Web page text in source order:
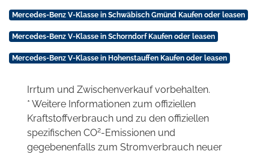
Mercedes-Benz V-Klasse in Schwäbisch Gmünd Kaufen oder leasen
Mercedes-Benz V-Klasse in Schorndorf Kaufen oder leasen
Mercedes-Benz V-Klasse in Hohenstauffen Kaufen oder leasen
Irrtum und Zwischenverkauf vorbehalten.
* Weitere Informationen zum offiziellen
Kraftstoffverbrauch und zu den offiziellen
spezifischen CO2-Emissionen und
gegebenenfalls zum Stromverbrauch neuer